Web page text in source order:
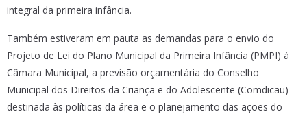
integral da primeira infância.
Também estiveram em pauta as demandas para o envio do
Projeto de Lei do Plano Municipal da Primeira Infância (PMPI) à
Câmara Municipal, a previsão orçamentária do Conselho
Municipal dos Direitos da Criança e do Adolescente (Comdicau)
destinada às políticas da área e o planejamento das ações do